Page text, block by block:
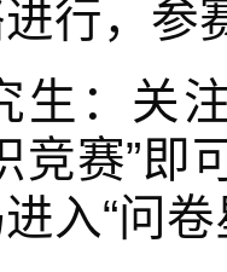
行，参
生：关
竞赛”即
入“问